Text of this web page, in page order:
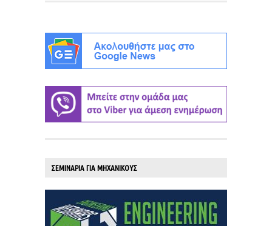
ΣΕΜΙΝΑΡΙΑ ΓΙΑ ΜΗΧΑΝΙΚΟΥΣ